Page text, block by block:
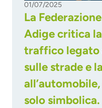
01/07/2025
La
Adige critica
traffico
sulle strade e
solo simbolica.